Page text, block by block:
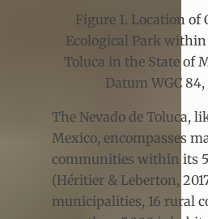
Figure 1. Location of
Ecological Park within
Toluca in the State of
Datum WGC 84,
The Nevado de Toluca,
Mexico, encompasses
communities within its
(Héritier & Leberton,
municipalities, 16 rural